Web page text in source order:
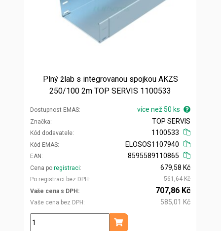
Plný žlab s integrovanou spojkou AKZS
250/100 2m TOP SERVIS 1100533
Dostupnost EMAS více než 50 ks
Značka
Kód dodavatele
TOP SERVIS
1100533
Kód EMAS
EAN
ELOSOS1107940
8595589110865
Cena po registraci
Po registraci bez DPH
679,58 Kč
561,64 Kč
Vaše cena s DPH
Vaše cena bez DPH
707,86 Kč
585,01 Kč
ks
Přidat do košíku